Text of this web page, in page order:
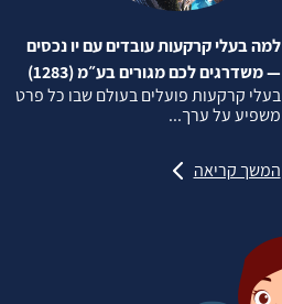
למה בעלי קרקעות עובדים עם יו נכסים
— משדרגים לכם מגורים בע״מ (1283)
בעלי קרקעות פועלים בעולם שבו כל פרט
משפיע על ערך...
המשך קריאה